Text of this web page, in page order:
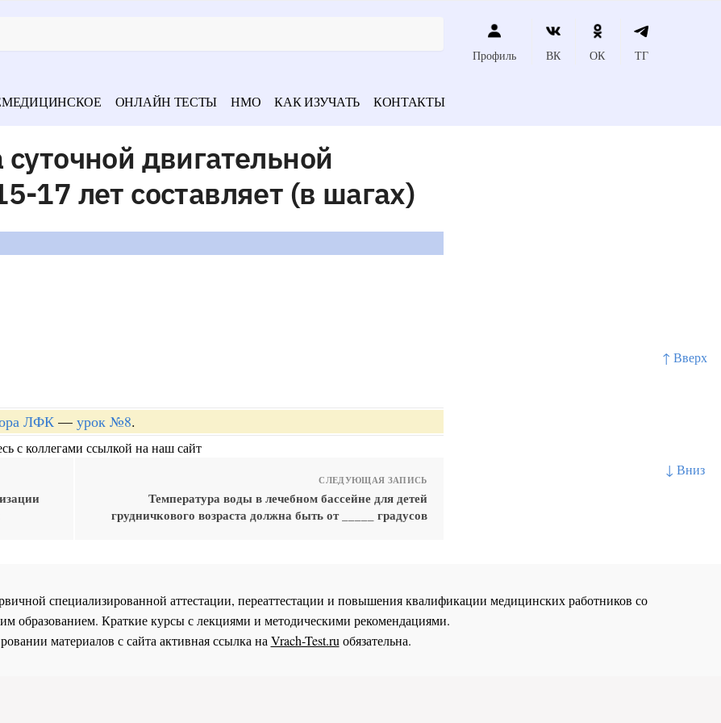
↑ Вверх
↓ Вниз
Профиль ВК ОК ТГ
ОНЛАЙН ТЕСТЫ НМО КАК ИЗУЧАТЬ КОНТАКТЫ
двигательной
17 лет составляет (в шагах)
ЛФК — урок №8.
с коллегами ссылкой на наш сайт
СЛЕДУЮЩАЯ ЗАПИСЬ
Температура воды в лечебном бассейне для детей
грудничкового возраста должна быть от _____ градусов
специализированной аттестации, переаттестации и повышения квалификации медицинских работников со
образованием. Краткие курсы с лекциями и методическими рекомендациями.
материалов с сайта активная ссылка на Vrach-Test.ru обязательна.